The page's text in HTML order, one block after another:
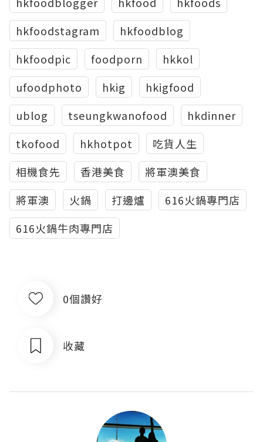
hkfoodstagram
hkfoodblog
hkfoodpic
foodporn
hkkol
ufoodphoto
hkig
hkigfood
ublog
tseungkwanofood
hkdinner
tkofood
hkhotpot
吃貨人生
相機食先
香港美食
將軍澳美食
將軍澳
火鍋 打邊爐
616火鍋專門店
616火鍋牛肉專門店
0個讚好
收藏